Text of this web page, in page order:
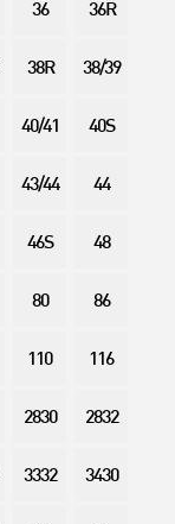
36 36R
38R 38/39
40/41 40S
43/44 44
46S 48
80 86
110 116
2830 2832
3332 3430